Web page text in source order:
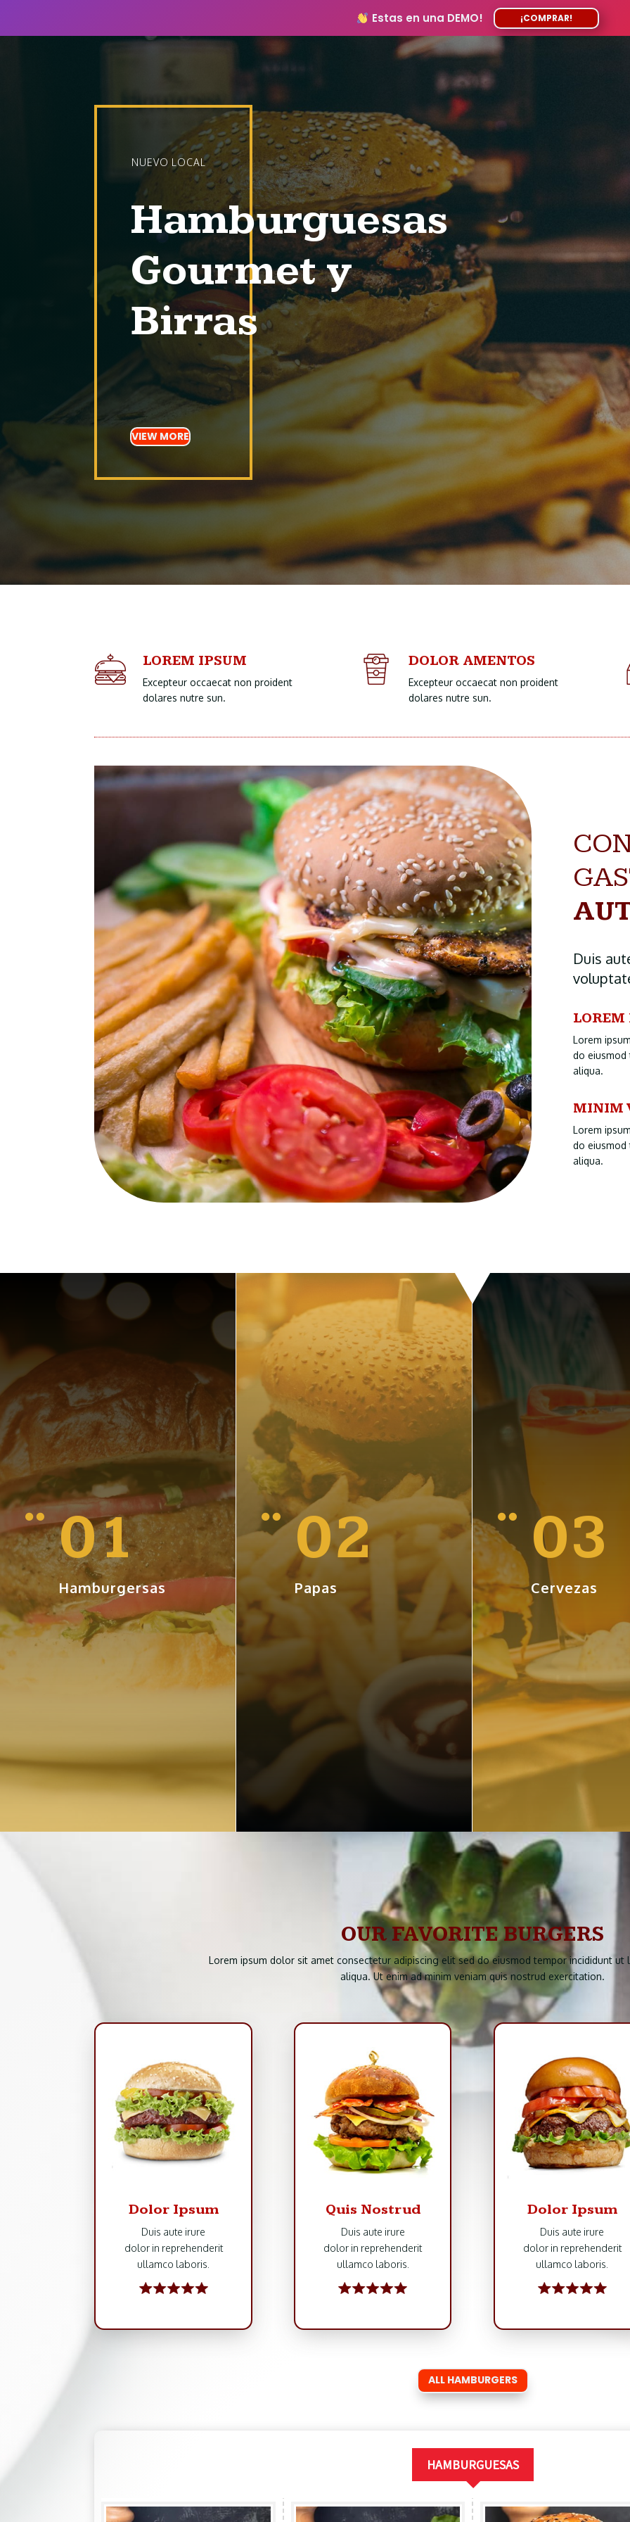
Estas en una DEMO! ¡COMPRAR!
NUEVO LOCAL
Hamburguesas
Gourmet y
Birras
VIEW MORE
LOREM IPSUM
Excepteur occaecat non proident
dolares nutre sun.
DOLOR AMENTOS
Excepteur occaecat non proident
dolares nutre sun.
Duis
Lorem
do
aliqua.
MINIM
Lorem
do
aliqua.
 01
Hamburgersas
 02
Papas
 03
Cervezas
OUR FAVORITE BURGERS
Lorem ipsum dolor sit amet consectetur adipiscing elit sed do eiusmod tempor incididunt
aliqua. Ut enim ad minim veniam quis nostrud exercitation.
Dolor Ipsum
Duis aute irure
dolor in reprehenderit
ullamco laboris.
Quis Nostrud
Duis aute irure
dolor in reprehenderit
ullamco laboris.
Dolor Ipsum
Duis aute irure
dolor in reprehenderit
ullamco laboris.
ALL HAMBURGERS
HAMBURGUESAS